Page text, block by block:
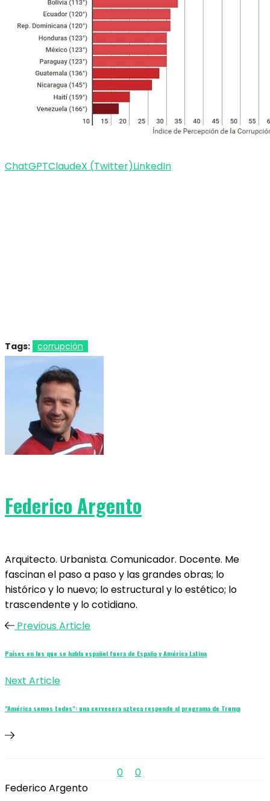
ChatGPTClaudeX (Twitter)LinkedIn
Tags: corrupción
Federico Argento
Arquitecto. Urbanista. Comunicador. Docente. Me
fascinan el paso a paso y las grandes obras; lo
histórico y lo nuevo; lo estructural y lo estético; lo
trascendente y lo cotidiano.
Previous Article
Países en los que se habla español fuera de España y América Latina
Next Article
"América somos todos": una cervecera azteca responde al programa de Trump
0
0
Federico Argento